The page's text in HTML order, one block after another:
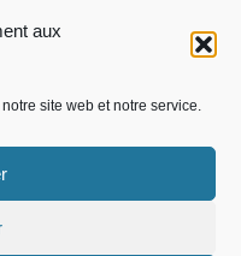
aux
site web et notre service.